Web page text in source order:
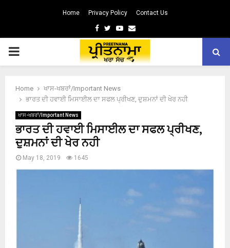
Home Privacy Policy Contact Us
Facebook
TwitterYoutube
Email
PRIMARY
Home
ਖਾਸ-ਖਬਰਾਂ/Important News
ਭਾਰਤ ਦੀ ਹਵਾਈ ਮਿਸਾਈਲ ਦਾ ਸਫਲ ਪ੍ਰੀਖਣ, ਦੁਸ਼ਮਨਾਂ ਦੀ ਖੇਰ ਨਹੀ
ਖਾਸ-ਖਬਰਾਂ/Important News
ਭਾਰਤ ਦੀ ਹਵਾਈ ਮਿਸਾਈਲ ਦਾ ਸਫਲ ਪ੍ਰੀਖਣ,
ਦੁਸ਼ਮਨਾਂ ਦੀ ਖੇਰ ਨਹੀ
May 18, 2019 1645